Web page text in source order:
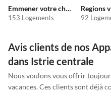
Emmener votre chien en vacances
153 Logements
Regions
92
Avis clients de nos
dans Istrie centrale
Nous voulons vous offrir
vacances. Ces clients sont déjà